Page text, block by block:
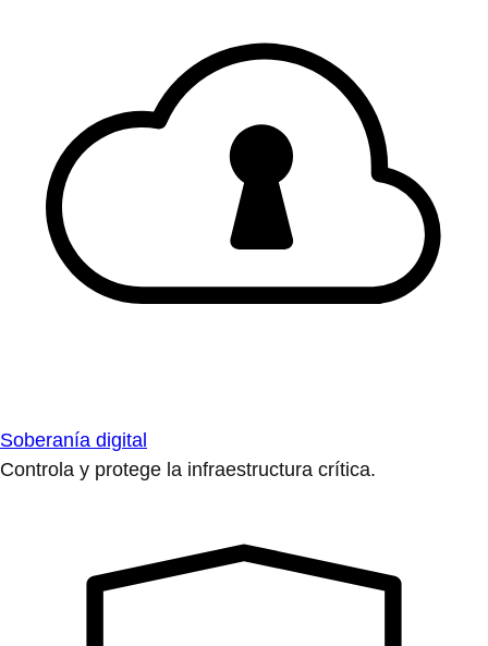
Soberanía digital
Controla y protege la infraestructura crítica.